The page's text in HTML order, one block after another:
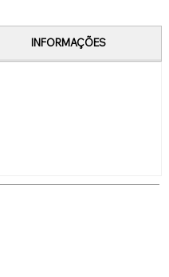
INFORMAÇÕES